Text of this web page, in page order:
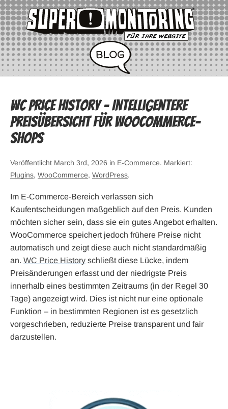
WC Price History – Intelligentere
Preisübersicht für WooCommerce-
Shops
Veröffentlicht March 3rd, 2026 in E-Commerce. Markiert:
Plugins, WooCommerce, WordPress.
Im E-Commerce-Bereich verlassen sich
Kaufentscheidungen maßgeblich auf den Preis. Kunden
möchten sicher sein, dass sie ein gutes Angebot erhalten.
WooCommerce speichert jedoch frühere Preise nicht
automatisch und zeigt diese auch nicht standardmäßig
an. WC Price History schließt diese Lücke, indem
Preisänderungen erfasst und der niedrigste Preis
innerhalb eines bestimmten Zeitraums (in der Regel 30
Tage) angezeigt wird. Dies ist nicht nur eine optionale
Funktion – in bestimmten Regionen ist es gesetzlich
vorgeschrieben, reduzierte Preise transparent und fair
darzustellen.